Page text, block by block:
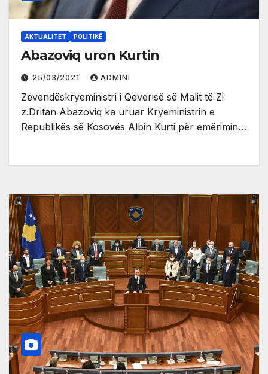
AKTUALITET POLITIKË
Abazoviq uron Kurtin
25/03/2021 ADMINI
Zëvendëskryeministri i Qeverisë së Malit të Zi
z.Dritan Abazoviq ka uruar Kryeministrin e
Republikës së Kosovës Albin Kurti për emërimin…